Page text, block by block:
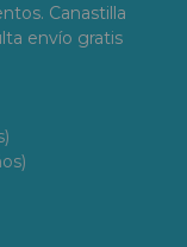
Canastilla
envío gratis